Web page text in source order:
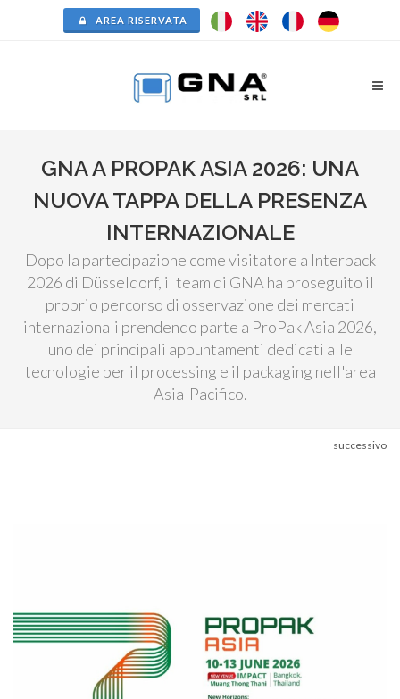
AREA RISERVATA
GNA A PROPAK ASIA 2026: UNA
NUOVA TAPPA DELLA PRESENZA
INTERNAZIONALE
Dopo la partecipazione come visitatore a Interpack
2026 di Düsseldorf, il team di GNA ha proseguito il
proprio percorso di osservazione dei mercati
internazionali prendendo parte a ProPak Asia 2026,
uno dei principali appuntamenti dedicati alle
tecnologie per il processing e il packaging nell'area
Asia-Pacifico.
successivo